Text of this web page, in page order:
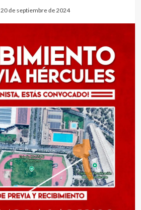
20 de septiembre de 2024